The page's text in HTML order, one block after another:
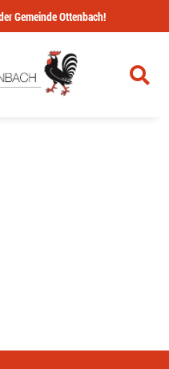
Gemeinde Ottenbach!